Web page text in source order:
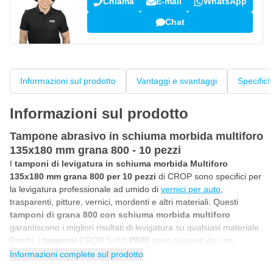
Chat
Informazioni sul prodotto Vantaggi e svantaggi
Informazioni sul prodotto
Tampone abrasivo in schiuma morbida multiforo
135x180 mm grana 800 - 10 pezzi
I tamponi di levigatura in schiuma morbida Multiforo
135x180 mm grana 800 per 10 pezzi di CROP sono specifici per
la levigatura professionale ad umido di vernici per auto,
trasparenti, pitture, vernici, mordenti e altri materiali. Questi
tamponi di grana 800 con schiuma morbida multiforo
garantiscono i migliori risultati di levigatura su qualsiasi materiale.
Poiché i tamponi CROP SoftX P800 sono ricoperti da una
morbida schiuma di 5 mm, il controllo e la distribuzione della
Informazioni complete sul prodotto